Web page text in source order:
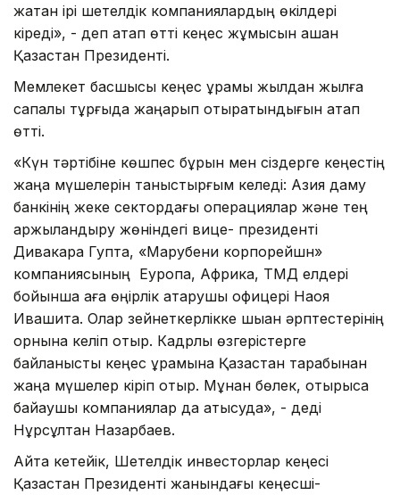
жатқан ірі шетелдік компаниялардың өкілдері
кіреді», - деп атап өтті кеңес жұмысын ашқан
Қазақстан Президенті.
Мемлекет басшысы кеңес құрамы жылдан жылға
сапалық тұрғыда жаңарып отыратындығын атап
өтті.
«Күн тәртібіне көшпес бұрын мен сіздерге кеңестің
жаңа мүшелерін таныстырғым келеді: Азия даму
банкінің жеке сектордағы операциялар және тең
қаржыландыру жөніндегі вице- президенті
Дивакара Гупта, «Марубени корпорейшн»
компаниясының Еуропа, Африка, ТМД елдері
бойынша аға өңірлік атқарушы офицері Наоя
Ивашита. Олар зейнеткерлікке шыққан әрптестерінің
орнына келіп отыр. Кадрлық өзгерістерге
байланысты кеңес құрамына Қазақстан тарабынан
жаңа мүшелер кіріп отыр. Мұнан бөлек, отырысқа
байқаушы компаниялар да қатысуда», - деді
Нұрсұлтан Назарбаев.
Айта кетейік, Шетелдік инвесторлар кеңесі
Қазақстан Президенті жанындағы кеңесші-